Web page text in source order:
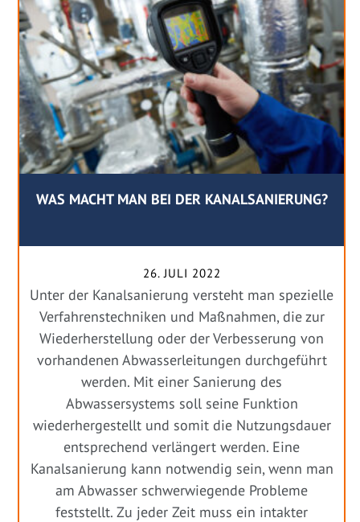
WAS MACHT MAN BEI DER KANALSANIERUNG?
26. JULI 2022
Unter der Kanalsanierung versteht man spezielle
Verfahrenstechniken und Maßnahmen, die zur
Wiederherstellung oder der Verbesserung von
vorhandenen Abwasserleitungen durchgeführt
werden. Mit einer Sanierung des
Abwassersystems soll seine Funktion
wiederhergestellt und somit die Nutzungsdauer
entsprechend verlängert werden. Eine
Kanalsanierung kann notwendig sein, wenn man
am Abwasser schwerwiegende Probleme
feststellt. Zu jeder Zeit muss ein intakter